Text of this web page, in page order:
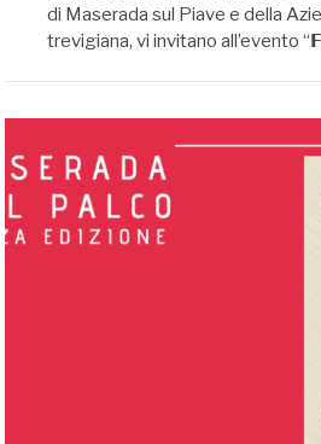
di Maserada sul Piave e della
trevigiana, vi invitano all’evento